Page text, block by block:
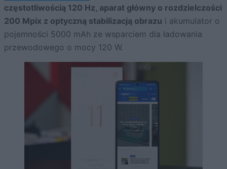
częstotliwością 120 Hz, aparat główny o rozdzielczości
200 Mpix z optyczną stabilizacją obrazu i akumulator o
pojemności 5000 mAh ze wsparciem dla ładowania
przewodowego o mocy 120 W.